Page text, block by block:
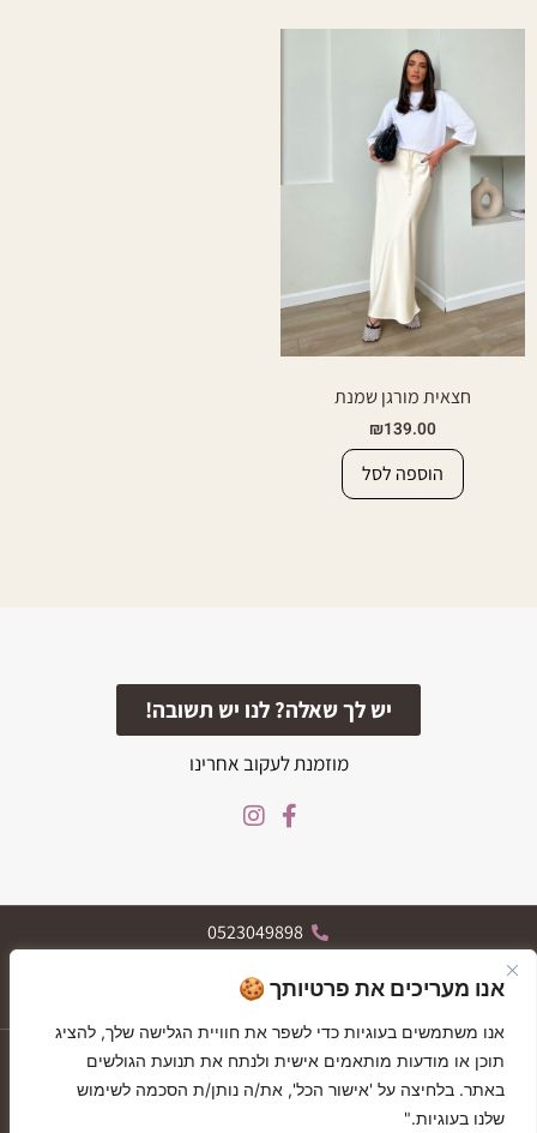
אנו מעריכים את פרטיותך 🍪
אנו משתמשים בעוגיות כדי לשפר את חוויית הגלישה שלך, להציג
תוכן או מודעות מותאמים אישית ולנתח את תנועת הגולשים
באתר. בלחיצה על 'אישור הכל', את/ה נותן/ת הסכמה לשימוש
שלנו בעוגיות."
חצאית מורגן שמנת
₪139.00
הוספה לסל
יש לך שאלה? לנו יש תשובה!
מוזמנת לעקוב אחרינו
0523049898
א-ה 09:30-19:30, ו 09:30-13:30
GIFT CARDS
בלוג
יצירת קשר
GIFT CARDS